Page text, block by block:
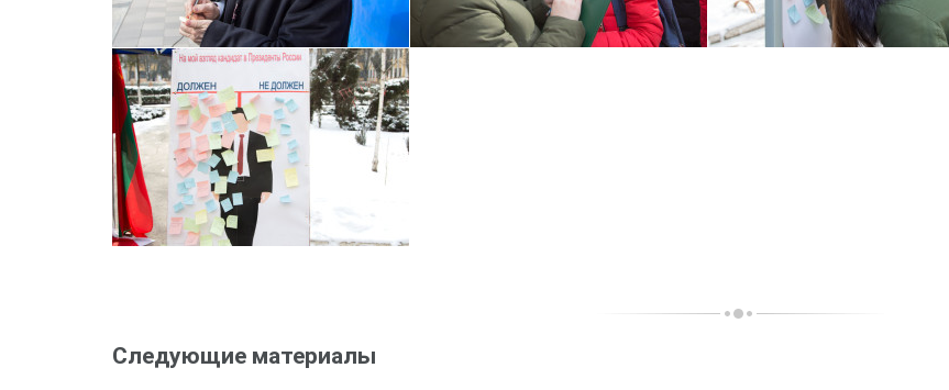
Следующие материалы